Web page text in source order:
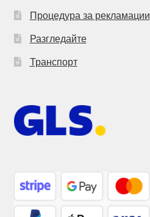
Процедура за рекламации
Разгледайте
Транспорт